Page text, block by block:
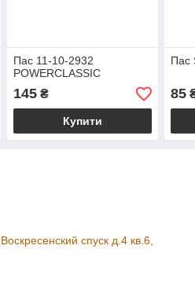
Пас 11-10-2932
POWERCLASSIC
145₴
Купити
Пас
85
спуск д.4 кв.6,